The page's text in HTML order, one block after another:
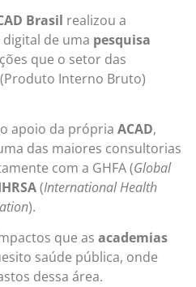
Brasil realizou a
de uma pesquisa
que o setor das
(Produto Interno Bruto)
apoio da própria ACAD,
das maiores consultorias
com a GHFA (Global
(International Health
).
que as academias
saúde pública, onde
dessa área.